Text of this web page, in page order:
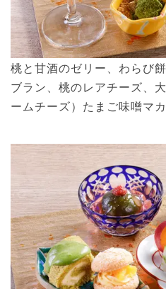
桃と甘酒のゼリー、わらび
ブラン、桃のレアチーズ、
ームチーズ）たまご味噌マ